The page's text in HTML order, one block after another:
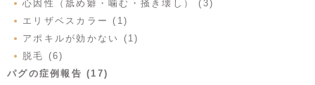
心因性（舐め癖・噛む・掻き壊し） (3)
エリザベスカラー (1)
アポキルが効かない (1)
脱毛 (6)
パグの症例報告 (17)